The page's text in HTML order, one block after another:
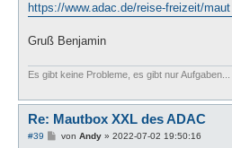
https://www.adac.de/reise-freizeit/
Gruß Benjamin
Es gibt keine Probleme, es gibt nur Aufgaben...
Re: Mautbox XXL des ADAC
#39
Bvon Andy» 2022-07-02 19:50:16